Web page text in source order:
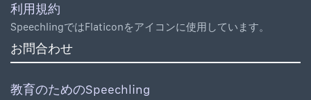
利用規約
SpeechlingではFlaticonをアイコンに使用しています。
お問合わせ
教育のためのSpeechling